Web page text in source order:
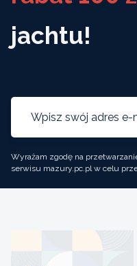
jachtu!
Wyrażam zgodę na
serwisu mazury.pc.pl w celu